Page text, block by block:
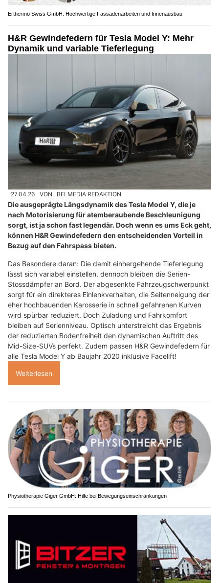
Erthermo Swiss GmbH: Hochwertige Fassadenarbeiten und Innenausbau
H&R Gewindefedern für Tesla Model Y: Mehr
Dynamik und variable Tieferlegung
27.04.26 VON BELMEDIA REDAKTION
Die ausgeprägte Längsdynamik des Tesla Model Y, die je
nach Motorisierung für atemberaubende Beschleunigung
sorgt, ist ja schon fast legendär. Doch wenn es ums Eck geht,
können H&R Gewindefedern den entscheidenden Vorteil in
Bezug auf den Fahrspass bieten.
Das Besondere daran: Die damit einhergehende Tieferlegung
lässt sich variabel einstellen, dennoch bleiben die Serien-
Stossdämpfer an Bord. Der abgesenkte Fahrzeugschwerpunkt
sorgt für ein direkteres Einlenkverhalten, die Seitenneigung der
eher hochbauenden Karosserie in schnell gefahrenen Kurven
wird spürbar reduziert. Doch Zuladung und Fahrkomfort
bleiben auf Serienniveau. Optisch unterstreicht das Ergebnis
der reduzierten Bodenfreiheit den dynamischen Auftritt des
Mid-Size-SUVs perfekt. Zudem passen H&R Gewindefedern für
alle Tesla Model Y ab Baujahr 2020 inklusive Facelift!
Weiterlesen
Physiotherapie Giger GmbH: Hilfe bei Bewegungseinschränkungen